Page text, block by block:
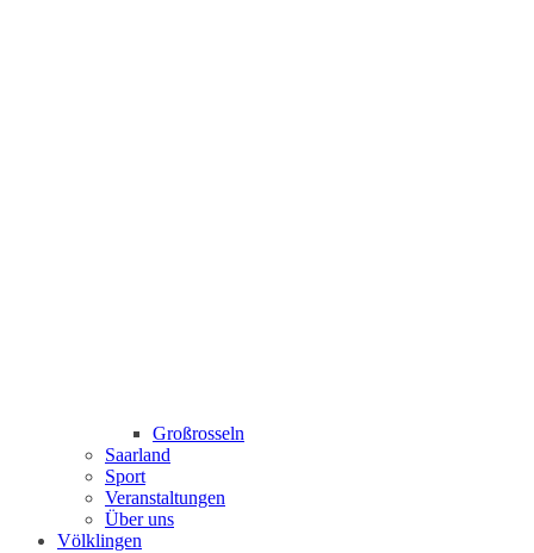
Großrosseln
Saarland
Sport
Veranstaltungen
Über uns
Völklingen